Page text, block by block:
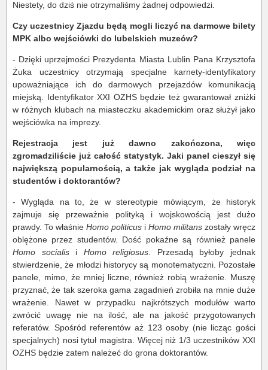
Niestety, do dziś nie otrzymaliśmy żadnej odpowiedzi.
Czy uczestnicy Zjazdu będą mogli liczyć na darmowe bilety
MPK albo wejściówki do lubelskich muzeów?
- Dzięki uprzejmości Prezydenta Miasta Lublin Pana Krzysztofa
Żuka uczestnicy otrzymają specjalne karnety-identyfikatory
upoważniające ich do darmowych przejazdów komunikacją
miejską. Identyfikator XXI OZHS będzie też gwarantował zniżki
w różnych klubach na miasteczku akademickim oraz służył jako
wejściówka na imprezy.
Rejestracja jest już dawno zakończona, więc
zgromadziliście już całość statystyk. Jaki panel cieszył się
największą popularnością, a także jak wygląda podział na
studentów i doktorantów?
- Wygląda na to, że w stereotypie mówiącym, że historyk
zajmuje się przeważnie polityką i wojskowością jest dużo
prawdy. To właśnie Homo politicus i Homo militans zostały wręcz
oblężone przez studentów. Dość pokaźne są również panele
Homo socialisi Homo religiosus . Przesadą byłoby jednak
stwierdzenie, że młodzi historycy są monotematyczni. Pozostałe
panele, mimo, że mniej liczne, również robią wrażenie. Muszę
przyznać, że tak szeroka gama zagadnień zrobiła na mnie duże
wrażenie. Nawet w przypadku najkrótszych modułów warto
zwrócić uwagę nie na ilość, ale na jakość przygotowanych
referatów. Spośród referentów aż 123 osoby (nie licząc gości
specjalnych) nosi tytuł magistra. Więcej niż 1/3 uczestników XXI
OZHS będzie zatem należeć do grona doktorantów.